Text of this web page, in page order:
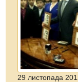
29 листопада